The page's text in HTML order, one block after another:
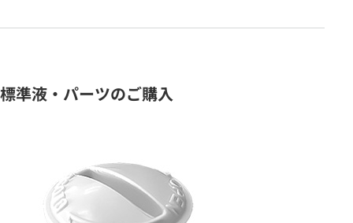
標準液・パーツのご購入